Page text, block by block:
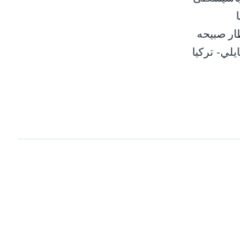
صبيحه
تركيا